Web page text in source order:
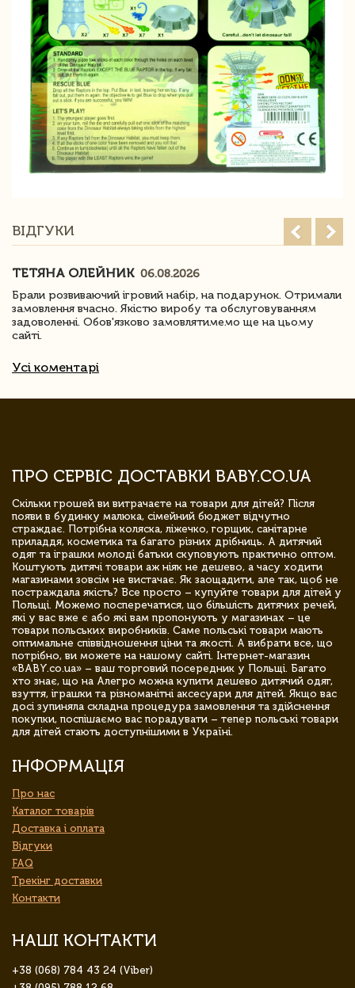
ВІДГУКИ
ТЕТЯНА ОЛЕЙНИК 06.08.2026
Брали розвиваючий ігровий набір, на подарунок. Отримали
замовлення вчасно. Якістю виробу та обслуговуванням
задоволенні. Обов'язково замовлятимемо ще на цьому
сайті.
Усі коментарі
ПРО СЕРВІС ДОСТАВКИ BABY.CO.UA
Скільки грошей ви витрачаєте на товари для дітей? Після
появи в будинку малюка, сімейний бюджет відчутно
страждає. Потрібна коляска, ліжечко, горщик, санітарне
приладдя, косметика та багато різних дрібниць. А дитячий
одяг та іграшки молоді батьки скуповують практично оптом.
Коштують дитячі товари аж ніяк не дешево, а часу ходити
магазинами зовсім не вистачає. Як заощадити, але так, щоб не
постраждала якість? Все просто – купуйте товари для дітей у
Польщі. Можемо посперечатися, що більшість дитячих речей,
які у вас вже є або які вам пропонують у магазинах – це
товари польських виробників. Саме польські товари мають
оптимальне співвідношення ціни та якості. А вибрати все, що
потрібно, ви можете на нашому сайті. Інтернет-магазин
«BABY.co.ua» – ваш торговий посередник у Польщі. Багато
хто знає, що на Алегро можна купити дешево дитячий одяг,
взуття, іграшки та різноманітні аксесуари для дітей. Якщо вас
досі зупиняла складна процедура замовлення та здійснення
покупки, поспішаємо вас порадувати – тепер польські товари
для дітей стають доступнішими в Україні.
ІНФОРМАЦІЯ
Про нас
Каталог товарів
Доставка і оплата
Відгуки
FAQ
Трекінг доставки
Контакти
НАШІ КОНТАКТИ
+38 (068) 784 43 24 (Viber)